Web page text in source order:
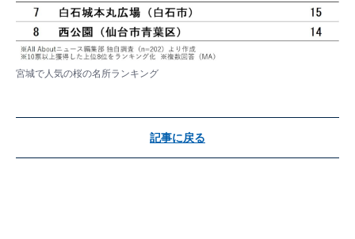
宮城で人気の桜の名所ランキング
記事に戻る